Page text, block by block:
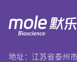
地址：江苏省泰州